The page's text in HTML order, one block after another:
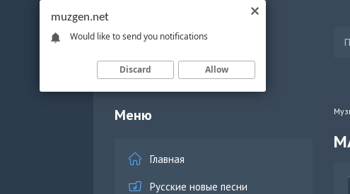
Меню
Главная
Русские новые песни
muzgen.net
Would like to send you notifications
Discard Allow